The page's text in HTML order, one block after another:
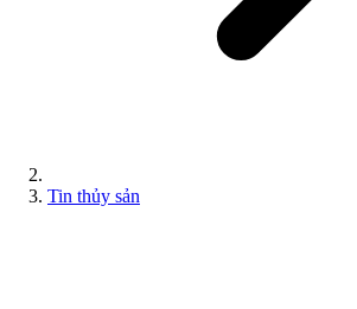
Tin thủy sản